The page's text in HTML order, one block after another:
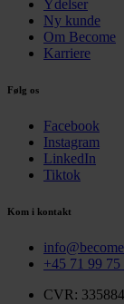
Ydelser
Ny kunde
Om Become
Karriere
Følg os
Facebook
Instagram
LinkedIn
Tiktok
Kom i kontakt
+45 71 99 75
CVR: